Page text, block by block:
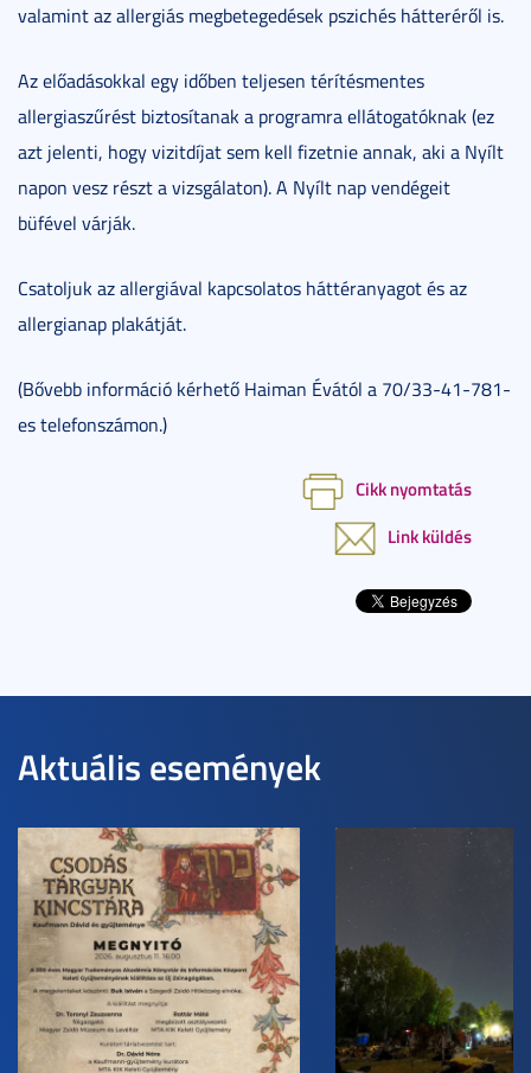
valamint az allergiás megbetegedések pszichés hátteréről is.
Az előadásokkal egy időben teljesen térítésmentes
allergiaszűrést biztosítanak a programra ellátogatóknak (ez
azt jelenti, hogy vizitdíjat sem kell fizetnie annak, aki a Nyílt
napon vesz részt a vizsgálaton). A Nyílt nap vendégeit
büfével várják.
Csatoljuk az allergiával kapcsolatos háttéranyagot és az
allergianap plakátját.
(Bővebb információ kérhető Haiman Évától a 70/33-41-781-
es telefonszámon.)
Cikk nyomtatás
Link küldés
Aktuális események